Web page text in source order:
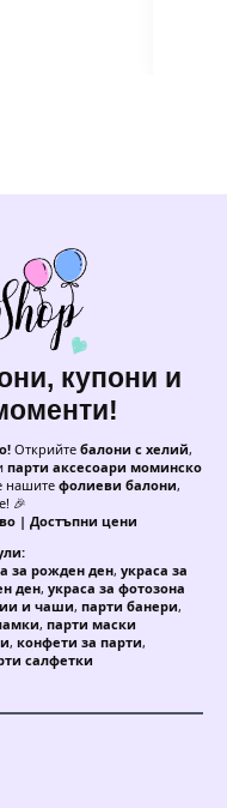
купони и
Открийте балони с хелий,
парти аксесоари моминско
нашитефолиеви балони,
🎉
| Достъпни цени
за рожден ден, украса за
ден, украса за фотозона
и чаши, парти банери,
, парти маски
, конфети за парти,
салфетки